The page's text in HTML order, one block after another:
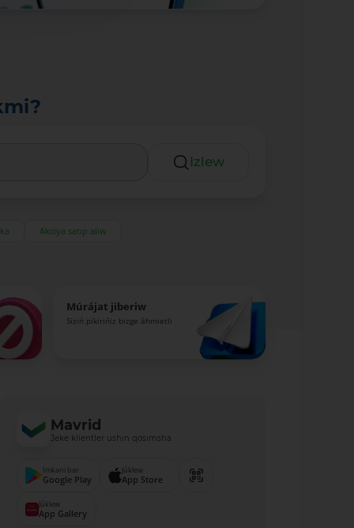
Izlew
Akciya satıp alıw
Múrájat jiberiw
Siziń pikirińiz bizge áhmietli
Mavrid
Jeke klientler ushın qosımsha
Imkani bar
Google Play
Júklew
App Store
Júklew
App Gallery